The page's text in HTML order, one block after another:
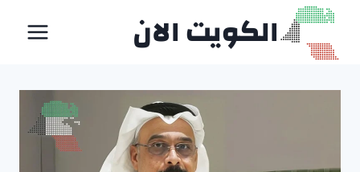
التجاوز
المحتوى
الكويت الان